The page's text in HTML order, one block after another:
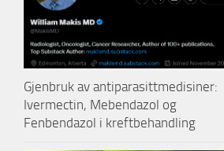
Gjenbruk av antiparasittmedisiner:
Ivermectin, Mebendazol og
Fenbendazol i kreftbehandling